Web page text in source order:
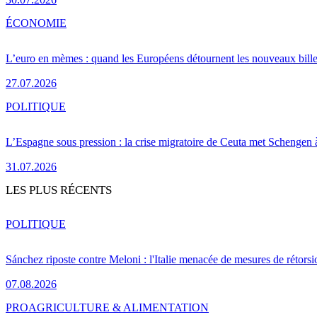
L’euro en mèmes : quand les Européens détournent les nouveaux
27.07.2026
ÉCONOMIE
L’Espagne sous pression : la crise migratoire de Ceuta met Schengen
31.07.2026
POLITIQUE
LES PLUS RÉCENTS
Sánchez riposte contre Meloni : l'Italie menacée de mesures de
07.08.2026
POLITIQUE
PROAGRICULTURE & ALIMENTATION